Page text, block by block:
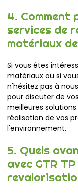
4. Comment
services de
matériaux
Si vous êtes
matériaux ou si
n'hésitez pas à
pour discuter de
meilleures
réalisation de vos
l'environnement.
5. Quels
avec GTR